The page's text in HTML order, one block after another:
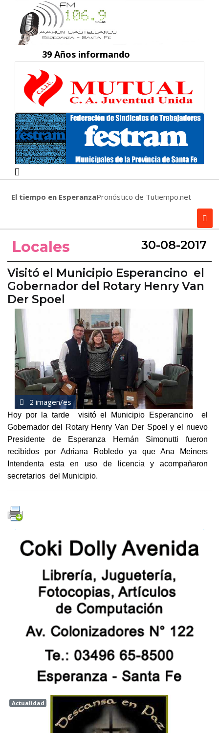
39 Años informando
El tiempo en EsperanzaPronóstico de Tutiempo.net
Locales 30-08-2017
Visitó el Municipio Esperancino el
Gobernador del Rotary Henry Van
Der Spoel
2 imagen/es
Hoy por la tarde visitó el Municipio Esperancino el
Gobernador del Rotary Henry Van Der Spoel y el nuevo
Presidente de Esperanza Hernán Simonutti fueron
recibidos por Adriana Robledo ya que Ana Meiners
Intendenta esta en uso de licencia y acompañaron
secretarios del Municipio.
Actualidad